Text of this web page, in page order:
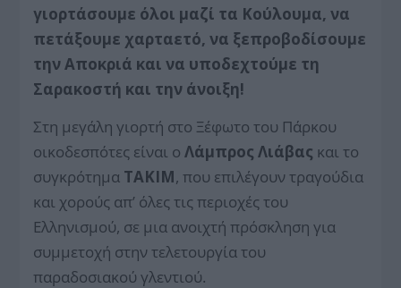
γιορτάσουμε όλοι μαζί τα Κούλουμα, να
πετάξουμε χαρταετό, να ξεπροβοδίσουμε
την Αποκριά και να υποδεχτούμε τη
Σαρακοστή και την άνοιξη!
Στη μεγάλη γιορτή στο Ξέφωτο του Πάρκου
οικοδεσπότες είναι οΛάμπρος Λιάβας και το
συγκρότημα ΤΑΚΙΜ, που επιλέγουν τραγούδια
και χορούς απ’ όλες τις περιοχές του
Ελληνισμού, σε μια ανοιχτή πρόσκληση για
συμμετοχή στην τελετουργία του
παραδοσιακού γλεντιού.